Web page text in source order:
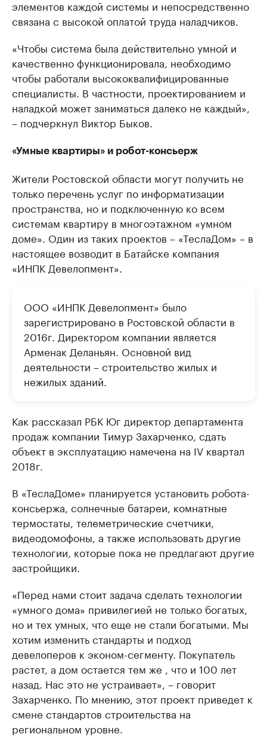
элементов каждой системы и непосредственно
связана с высокой оплатой труда наладчиков.
«Чтобы система была действительно умной и
качественно функционировала, необходимо
чтобы работали высококвалифицированные
специалисты. В частности, проектированием и
наладкой может заниматься далеко не каждый»,
– подчеркнул Виктор Быков.
«Умные квартиры» и робот-консьерж
Жители Ростовской области могут получить не
только перечень услуг по информатизации
пространства, но и подключенную ко всем
системам квартиру в многоэтажном «умном
доме». Один из таких проектов – «ТеслаДом» – в
настоящее возводит в Батайске компания
«ИНПК Девелопмент».
ООО «ИНПК Девелопмент» было
зарегистрировано в Ростовской области в
2016г. Директором компании является
Арменак Деланьян. Основной вид
деятельности – строительство жилых и
нежилых зданий.
Как рассказал РБК Юг директор департамента
продаж компании Тимур Захарченко, сдать
объект в эксплуатацию намечена на IV квартал
2018г.
В «ТеслаДоме» планируется установить робота-
консьержа, солнечные батареи, комнатные
термостаты, телеметрические счетчики,
видеодомофоны, а также использовать другие
технологии, которые пока не предлагают другие
застройщики.
«Перед нами стоит задача сделать технологии
«умного дома» привилегией не только богатых,
но и тех умных, что еще не стали богатыми. Мы
хотим изменить стандарты и подход
девелоперов к эконом-сегменту. Покупатель
растет, а дом остается тем же , что и 100 лет
назад. Нас это не устраивает», – говорит
Захарченко. По мнению, этот проект приведет к
смене стандартов строительства на
региональном уровне.